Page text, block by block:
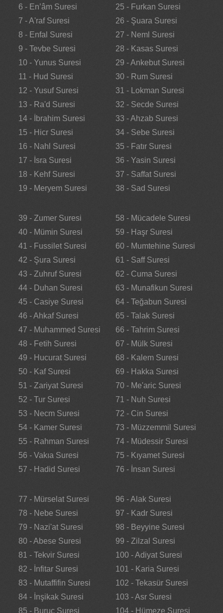
6 - En’âm Suresi
7 - A'raf Suresi
8 - Enfal Suresi
9 - Tevbe Suresi
10 - Yunus Suresi
11 - Hud Suresi
12 - Yusuf Suresi
13 - Ra'd Suresi
14 - İbrahim Suresi
15 - Hicr Suresi
16 - Nahl Suresi
17 - İsra Suresi
18 - Kehf Suresi
19 - Meryem Suresi
25 - Furkan Suresi
26 - Şuara Suresi
27 - Neml Suresi
28 - Kasas Suresi
29 - Ankebut Suresi
30 - Rum Suresi
31 - Lokman Suresi
32 - Secde Suresi
33 - Ahzab Suresi
34 - Sebe Suresi
35 - Fatır Suresi
36 - Yasin Suresi
37 - Saffat Suresi
38 - Sad Suresi
39 - Zumer Suresi
40 - Mümin Suresi
41 - Fussilet Suresi
42 - Şura Suresi
43 - Zuhruf Suresi
44 - Duhan Suresi
45 - Casiye Suresi
46 - Ahkaf Suresi
47 - Muhammed Suresi
48 - Fetih Suresi
49 - Hucurat Suresi
50 - Kaf Suresi
51 - Zariyat Suresi
52 - Tur Suresi
53 - Necm Suresi
54 - Kamer Suresi
55 - Rahman Suresi
56 - Vakıa Suresi
57 - Hadid Suresi
58 - Mücadele Suresi
59 - Haşr Suresi
60 - Mumtehine Suresi
61 - Saff Suresi
62 - Cuma Suresi
63 - Munafikun Suresi
64 - Teğabun Suresi
65 - Talak Suresi
66 - Tahrim Suresi
67 - Mülk Suresi
68 - Kalem Suresi
69 - Hakka Suresi
70 - Me'aric Suresi
71 - Nuh Suresi
72 - Cin Suresi
73 - Müzzemmil Suresi
74 - Müdessir Suresi
75 - Kıyamet Suresi
76 - İnsan Suresi
77 - Mürselat Suresi
78 - Nebe Suresi
79 - Nazi'at Suresi
80 - Abese Suresi
81 - Tekvir Suresi
82 - İnfitar Suresi
83 - Mutaffifin Suresi
84 - İnşikak Suresi
85 - Buruc Suresi
96 - Alak Suresi
97 - Kadr Suresi
98 - Beyyine Suresi
99 - Zilzal Suresi
100 - Adiyat Suresi
101 - Karia Suresi
102 - Tekasür Suresi
103 - Asr Suresi
104 - Hümeze Suresi